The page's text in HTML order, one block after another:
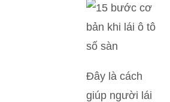
Đây là cách
giúp người lái